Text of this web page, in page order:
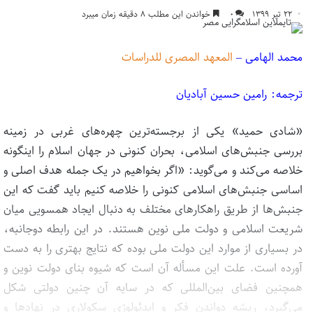
۲۲ تیر ۱۳۹۹ ۰ خواندن این مطلب ۸ دقیقه زمان میبرد
محمد الهامی – المعهد المصری للدراسات
ترجمه: رامین حسین آبادیان
«شادی حمید» یکی از برجسته‌ترین چهره‌های غربی در زمینه
بررسی جنبش‌های اسلامی، بحران کنونی در جهان اسلام را اینگونه
خلاصه می‌کند و می‌گوید: «اگر بخواهیم در یک جمله هدف اصلی و
اساسی جنبش‌های اسلامی کنونی را خلاصه کنیم باید گفت که این
جنبش‌ها از طریق راهکارهای مختلف به دنبال ایجاد همسویی میان
شریعت اسلامی و دولت ملی نوین هستند. در این رابطه دوجانبه،
در بسیاری از موارد این دولت ملی بوده که نتایج بهتری را به دست
آورده است. علت این مسأله آن است که شیوه بنای دولت نوین و
همچنین فضای بین‌المللی که در سایه آن چنین دولتی شکل
می‌گیرد، ریشه دواندن فکر و ایدئولوژی سکولاری در نهادها و